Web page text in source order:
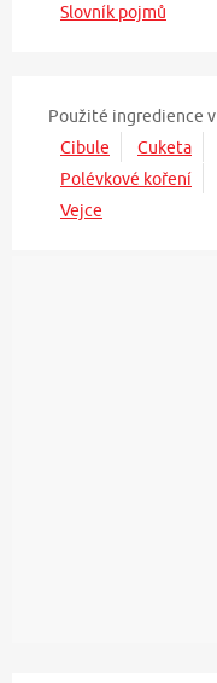
Slovník pojmů
Použité ingredience
Cibule
Cuketa
Polévkové koření
Vejce